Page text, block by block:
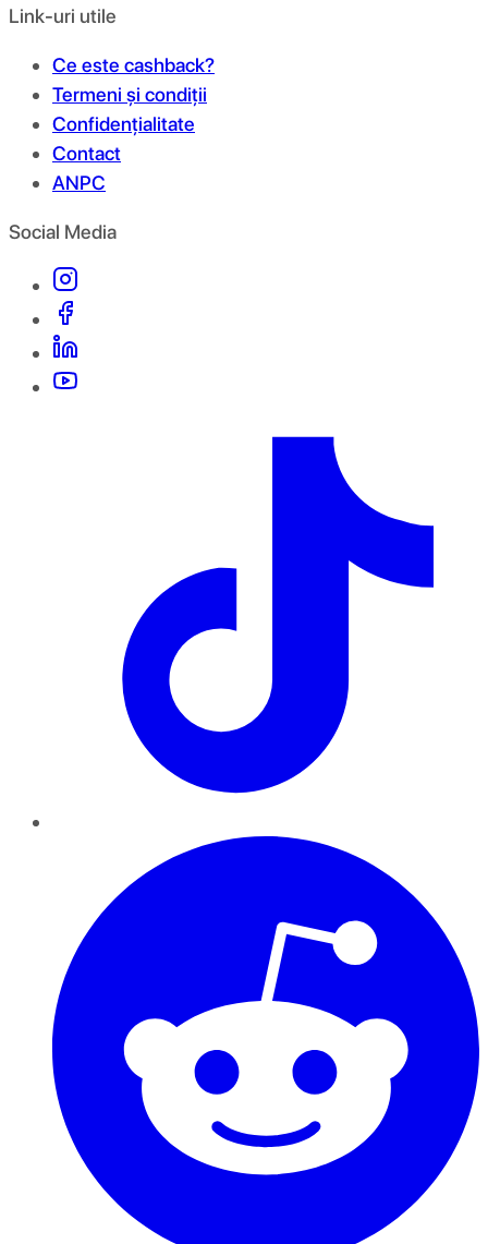
Link-uri utile
Ce este cashback?
Termeni și condiții
Confidențialitate
Contact
ANPC
Social Media